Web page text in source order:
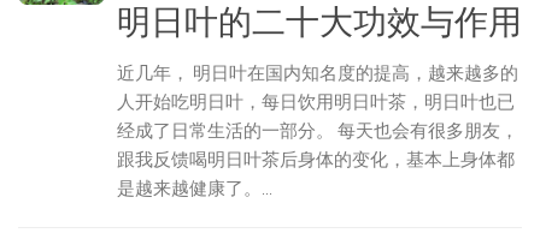
明日叶的二十大功效与作用
近几年， 明日叶在国内知名度的提高，越来越多的
人开始吃明日叶，每日饮用明日叶茶，明日叶也已
经成了日常生活的一部分。 每天也会有很多朋友，
跟我反馈喝明日叶茶后身体的变化，基本上身体都
是越来越健康了。...